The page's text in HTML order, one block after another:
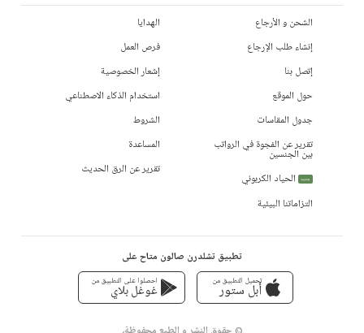
الشحن و الأرجاع
إنشاء طلب الإرجاع
إتصل بنا
حول الموقع
جدول المقاسات
تقرير عن الفجوة في الرواتب
بين الجنسين
جديد
الحياد الكربوني
التزاماتنا البيئية
الهدايا
فرص العمل
إشعار الخصوصية
استخدام الذكاء الاصطناعي
الشروط
المساعدة
تقرير عن الرق الحديث
تطبيق تشلدرن صالون متاح على
تحميل التطبيق من
أبل ستور
احصلوا على التطبيق من
غوغل بلاي